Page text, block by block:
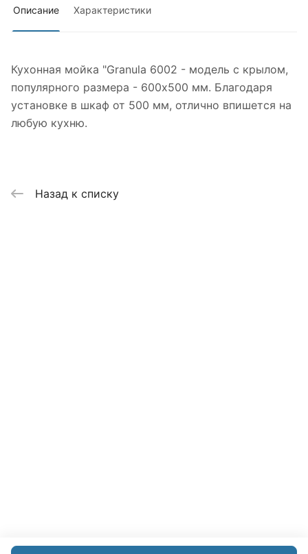
Описание Характеристики
Кухонная мойка "Granula 6002 - модель с крылом,
популярного размера - 600х500 мм. Благодаря
установке в шкаф от 500 мм, отлично впишется на
любую кухню.
Назад к списку